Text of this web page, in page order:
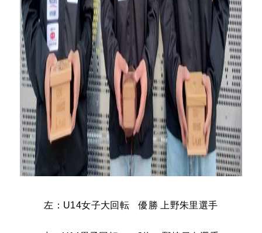
左：U14女子大回転 優勝 上野朱里選手